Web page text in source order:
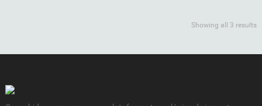
Showing all 3 results